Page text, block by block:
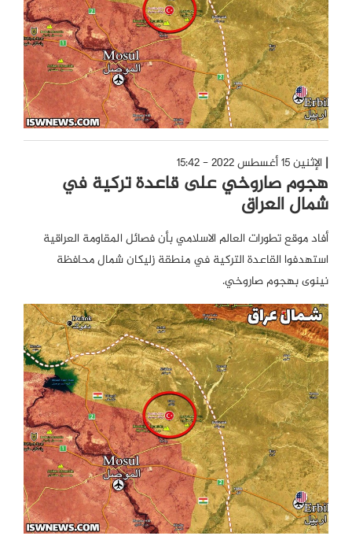
الإثنين 15 أغسطس 2022 - 15:42
هجوم صاروخي على قاعدة تركية في
شمال العراق
أفاد موقع تطورات العالم الاسلامي بأن فصائل المقاومة العراقية
استهدفوا القاعدة التركية في منطقة زليكان شمال محافظة
نينوى بهجوم صاروخي.